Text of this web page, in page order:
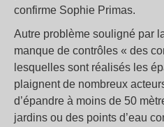
confirme Sophie Primas.
Autre problème souligné par
manque de contrôles « des
lesquelles sont réalisés les
plaignent de nombreux
d’épandre à moins de 50
jardins ou des points d’eau